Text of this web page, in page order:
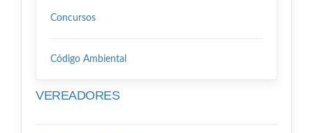
Concursos
Código Ambiental
VEREADORES